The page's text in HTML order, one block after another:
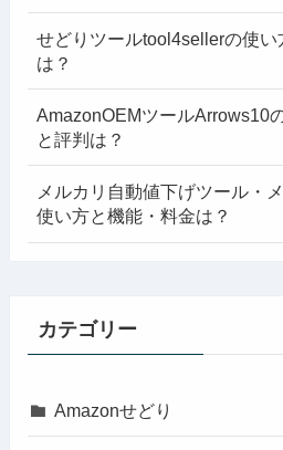
せどりツールtool4sellerの使
は？
AmazonOEMツールArrows10
と評判は？
メルカリ自動値下げツール・
使い方と機能・料金は？
カテゴリー
Amazonせどり